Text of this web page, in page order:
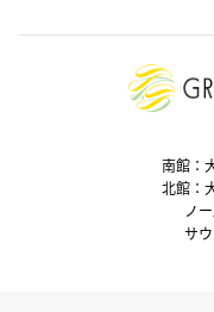
南館：
北館：
ノ
サ